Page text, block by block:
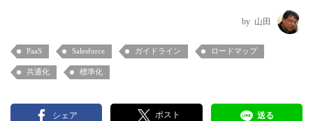
山田
PaaS Salesforce ガイドライン ロードマップ
共通化 標準化
シェア ポスト 送る